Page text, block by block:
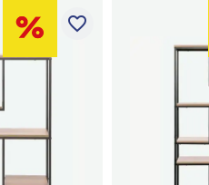
favorite_border